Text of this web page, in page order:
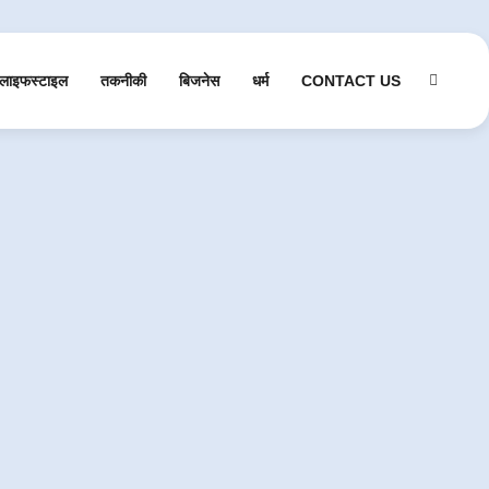
लाइफस्टाइल तकनीकी बिजनेस धर्म CONTACT US